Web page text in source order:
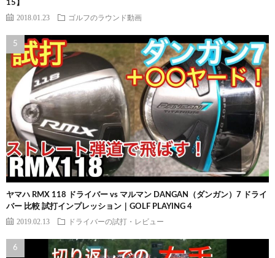
15】
2018.01.23 ゴルフのラウンド動画
ヤマハ RMX 118 ドライバー vs マルマン DANGAN（ダンガン）7 ドライ
バー 比較 試打インプレッション｜GOLF PLAYING 4
2019.02.13 ドライバーの試打・レビュー